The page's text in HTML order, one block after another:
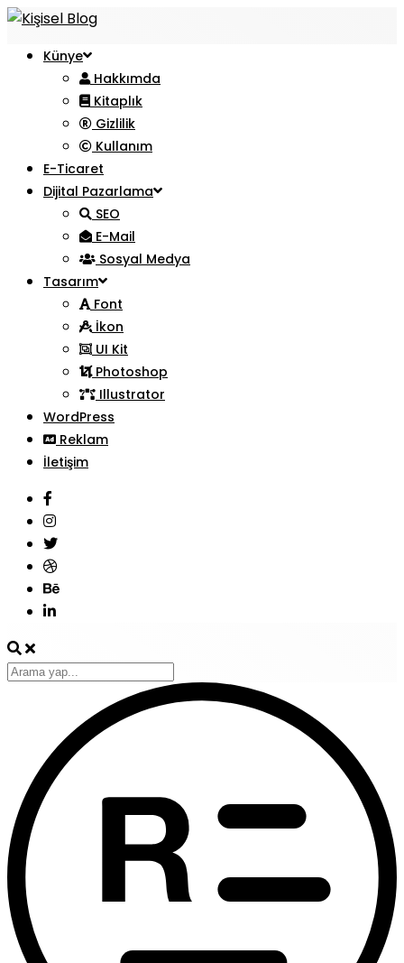
Künye
Hakkımda
Kitaplık
Gizlilik
Kullanım
E-Ticaret
Dijital Pazarlama
SEO
E-Mail
Sosyal Medya
Tasarım
Font
İkon
UI Kit
Photoshop
Illustrator
WordPress
Reklam
İletişim